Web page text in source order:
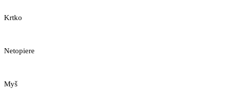
Krtko
Netopiere
Myš